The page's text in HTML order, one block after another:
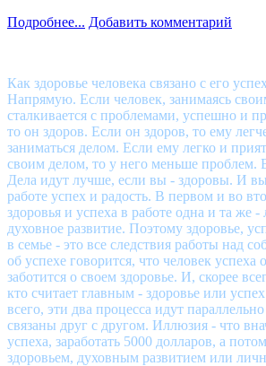
Подробнее... Добавить комментарий
Как здоровье человека связано с его
Напрямую. Если человек, занимаясь
сталкивается с проблемами, успешно и
то он здоров. Если он здоров, то ему
заниматься делом. Если ему легко и
своим делом, то у него меньше проблем.
Дела идут лучше, если вы - здоровы. И
работе успех и радость. В первом и во
здоровья и успеха в работе одна и та же
духовное развитие. Поэтому здоровье,
в семье - это все следствия работы над
об успехе говорится, что человек успеха
заботится о своем здоровье. И, скорее
кто считает главным - здоровье или
всего, эти два процесса идут
связаны друг с другом. Иллюзия - что
успеха, заработать 5000 долларов, а
здоровьем, духовным развитием или